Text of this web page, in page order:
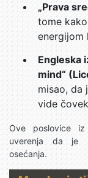
„Prava
tome
energijom
Engleska
mind“
misao, da
vide
Ove poslovice iz
uverenja da je
osećanja.